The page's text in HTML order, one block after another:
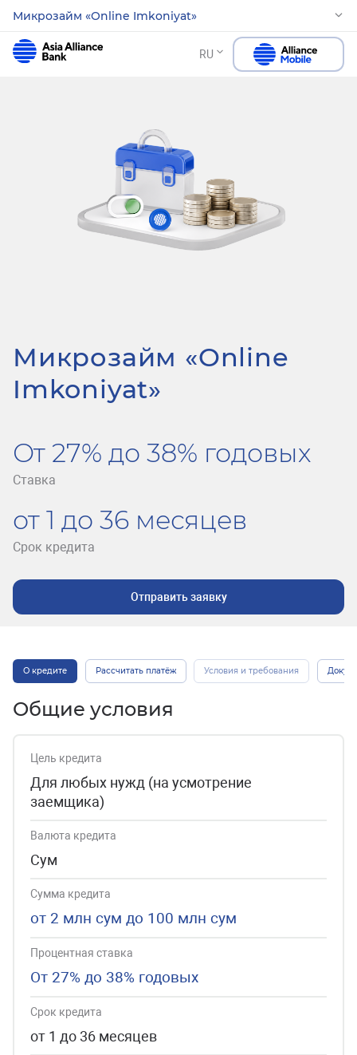
Микрозайм «Online Imkoniyat»
RU
Микрозайм «Online
Imkoniyat»
От 27% до 38% годовых
Ставка
от 1 до 36 месяцев
Срок кредита
Отправить заявку
О кредите Рассчитать платёж Условия и требования
Общие условия
Цель кредита
Для любых нужд (на усмотрение
заемщика)
Валюта кредита
Сум
Сумма кредита
от 2 млн сум до 100 млн сум
Процентная ставка
От 27% до 38% годовых
Срок кредита
от 1 до 36 месяцев